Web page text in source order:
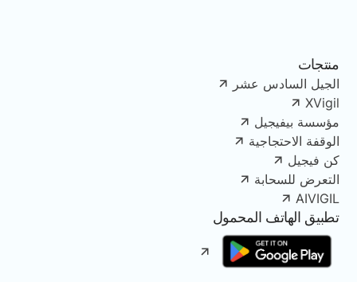
منتجات
الجيل السادس عشر
XVigil
مؤسسة بيفيجيل
الوقفة الاحتجاجية
كن فيجيل
التعرض للسحابة
AIVIGIL
تطبيق الهاتف المحمول